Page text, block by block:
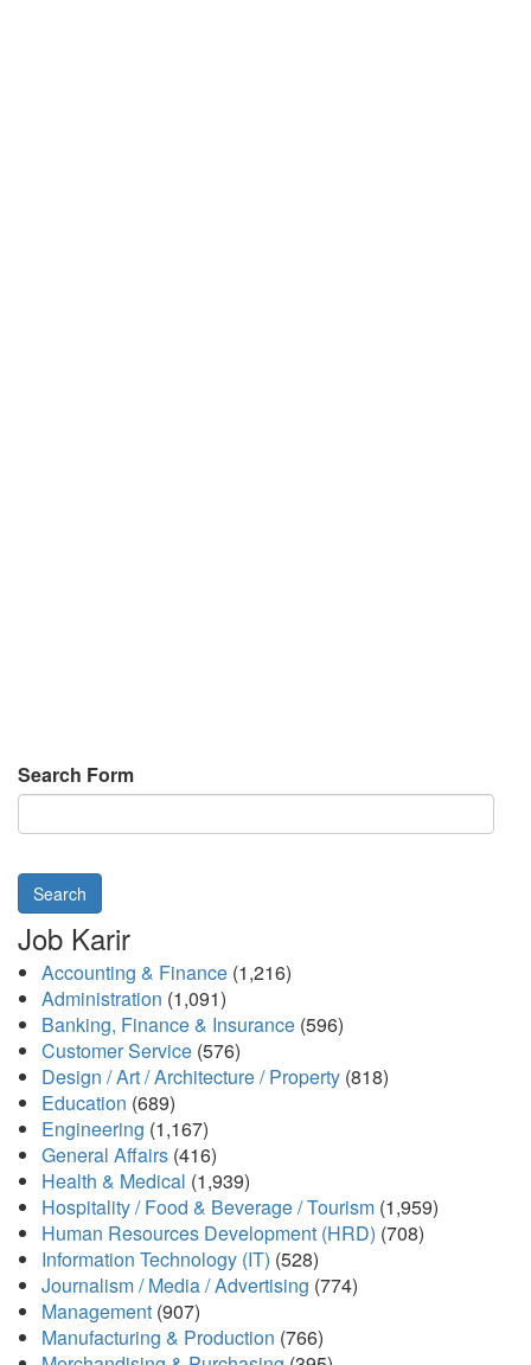
Search Form
Search
Job Karir
Accounting & Finance (1,216)
Administration (1,091)
Banking, Finance & Insurance (596)
Customer Service (576)
Design / Art / Architecture / Property (818)
Education (689)
Engineering (1,167)
General Affairs (416)
Health & Medical (1,939)
Hospitality / Food & Beverage / Tourism (1,959)
Human Resources Development (HRD) (708)
Information Technology (IT) (528)
Journalism / Media / Advertising (774)
Management (907)
Manufacturing & Production (766)